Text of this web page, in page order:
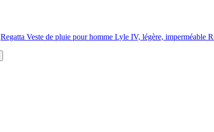
Regatta Veste de pluie pour homme Lyle IV, légère, imperméable